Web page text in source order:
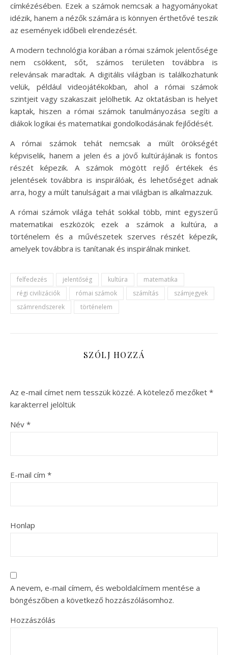
címkézésében. Ezek a számok nemcsak a hagyományokat
idézik, hanem a nézők számára is könnyen érthetővé teszik
az események időbeli elrendezését.
A modern technológia korában a római számok jelentősége
nem csökkent, sőt, számos területen továbbra is
relevánsak maradtak. A digitális világban is találkozhatunk
velük, például videojátékokban, ahol a római számok
szintjeit vagy szakaszait jelölhetik. Az oktatásban is helyet
kaptak, hiszen a római számok tanulmányozása segíti a
diákok logikai és matematikai gondolkodásának fejlődését.
A római számok tehát nemcsak a múlt örökségét
képviselik, hanem a jelen és a jövő kultúrájának is fontos
részét képezik. A számok mögött rejlő értékek és
jelentések továbbra is inspirálóak, és lehetőséget adnak
arra, hogy a múlt tanulságait a mai világban is alkalmazzuk.
A római számok világa tehát sokkal több, mint egyszerű
matematikai eszközök; ezek a számok a kultúra, a
történelem és a művészetek szerves részét képezik,
amelyek továbbra is tanítanak és inspirálnak minket.
felfedezés jelentőség kultúra
matematika
régi civilizációk
római számok számítás
számjegyek
számrendszerek
történelem
SZÓLJ HOZZÁ
Az e-mail címet nem tesszük közzé. A kötelező mezőket *
karakterrel jelöltük
Név *
E-mail cím *
Honlap
A nevem, e-mail címem, és weboldalcímem mentése a
böngészőben a következő hozzászólásomhoz.
Hozzászólás